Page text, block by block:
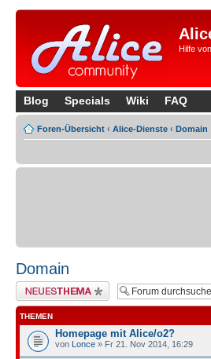
Hilfe
Blog Specials Wiki FAQ
Foren-Übersicht ‹ Alice-Dienste ‹ Domain
Domain
Neues Thema erstellen
THEMEN
Homepage mit Alice/o2?
von Lonce » Fr 21. Nov 2014, 16:29